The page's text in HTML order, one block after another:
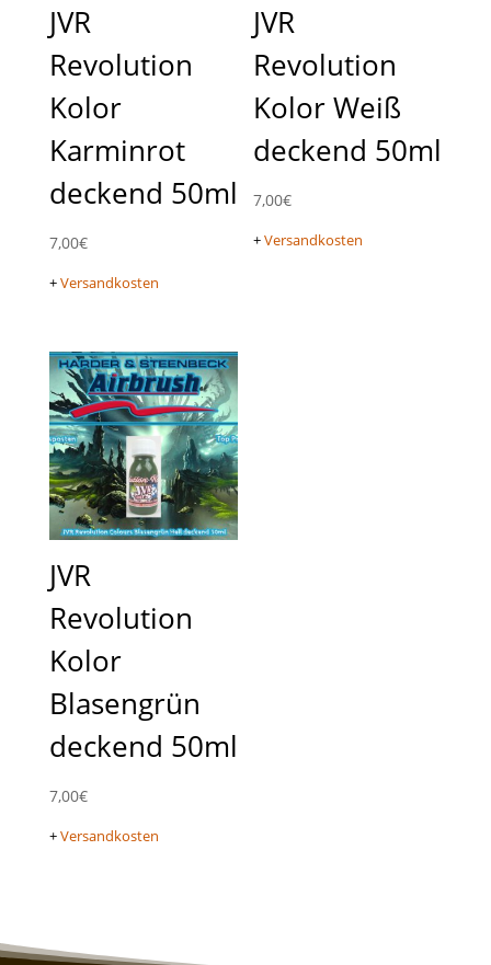
JVR
Revolution
Kolor
Karminrot
deckend 50ml
7,00€
+Versandkosten
JVR
Revolution
Kolor Weiß
deckend 50ml
7,00€
+Versandkosten
JVR
Revolution
Kolor
Blasengrün
deckend 50ml
7,00€
+Versandkosten